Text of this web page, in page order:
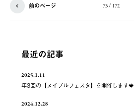
前のページ 73 / 172
最近の記事
2025.1.11
年3回の【メイプルフェスタ】を開催します🍁
2024.12.28